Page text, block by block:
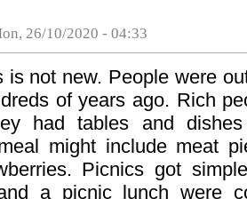
26/10/2020 - 04:33
is not new. People were
of years ago. Rich
had tables and
might include meat
Picnics got
a picnic lunch were